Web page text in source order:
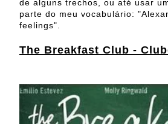
de alguns trechos, ou até usar
parte do meu vocabulário:
feelings".
The Breakfast Club -